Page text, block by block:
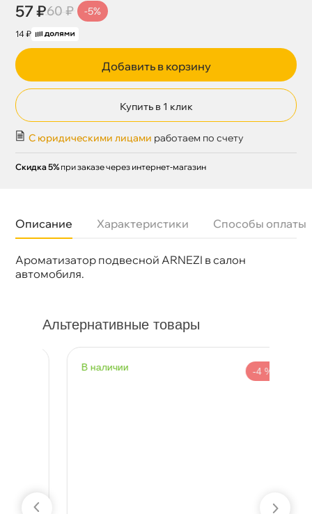
57 ₽60 ₽ -5%
14 ₽
Добавить в корзину
Купить в 1 клик
С юридическими лицами работаем по счету
Скидка 5% при заказе через интернет-магазин
Описание Характеристики Способы оплаты
Ароматизатор подвесной ARNEZI в салон
автомобиля.
Бренд
ARNEZI
Артикул
Альтернативные товары
наличии -4 %